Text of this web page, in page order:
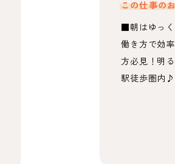
この仕事の
■朝はゆっ
働き方で効
方必見！明
駅徒歩圏内♪